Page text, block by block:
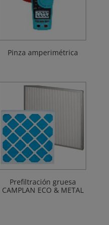
Pinza amperimétrica
Prefiltración gruesa
CAMPLAN ECO & METAL